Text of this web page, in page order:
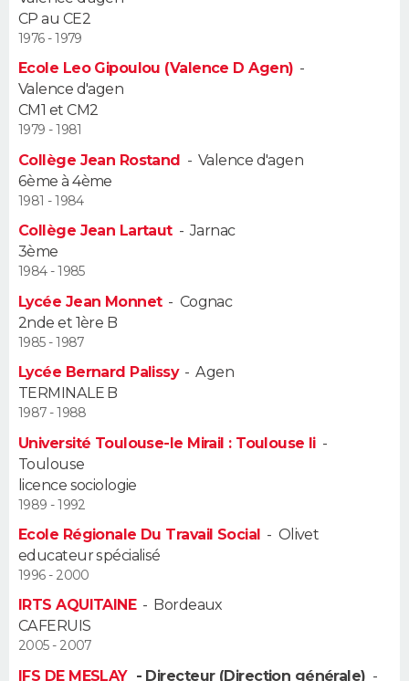
Alimentation
Guide de la santé
Maladies
Médicaments
Sommeil
VOYAGE
PHOTO
GUIDES D'ACHAT
BONS PLANS
Carte de Noël
Carte Bonne année
Carte Saint-Valentin
Carte Pâques
Carte d'anniversaire
DICTIONNAIRE
PROGRAMME TV
COPAINS D'AVANT
S'inscrire
Se connecter
Lycées
Collèges
Primaires
Universités
Entreprises
Service militaire
Avis de recherche
AVIS DE DÉCÈS
Bricolage
Lifestyle
Culture
Sport
Auto
Television
Voyage
Cinema
CP au CE2
1976 - 1979
Ecole Leo Gipoulou (Valence D Agen) -
Valence d'agen
CM1 et CM2
1979 - 1981
Collège Jean Rostand -Valence d'agen
6ème à 4ème
1981 - 1984
Collège Jean Lartaut-Jarnac
3ème
1984 - 1985
Lycée Jean Monnet- Cognac
2nde et 1ère B
1985 - 1987
Lycée Bernard Palissy-Agen
TERMINALE B
1987 - 1988
Université Toulouse-le Mirail : Toulouse Ii-
Toulouse
licence sociologie
1989 - 1992
Ecole Régionale Du Travail Social - Olivet
educateur spécialisé
1996 - 2000
IRTS AQUITAINE- Bordeaux
CAFERUIS
2005 - 2007
IFS DE MESLAY - Directeur (Direction générale) -